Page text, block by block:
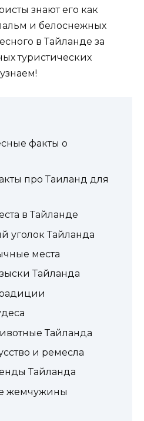
знают его как
и белоснежных
в Тайланде за
туристических
факты о
про Таиланд для
в Тайланде
уголок Тайланда
места
Тайланда
Тайланда
и ремесла
Тайланда
жемчужины